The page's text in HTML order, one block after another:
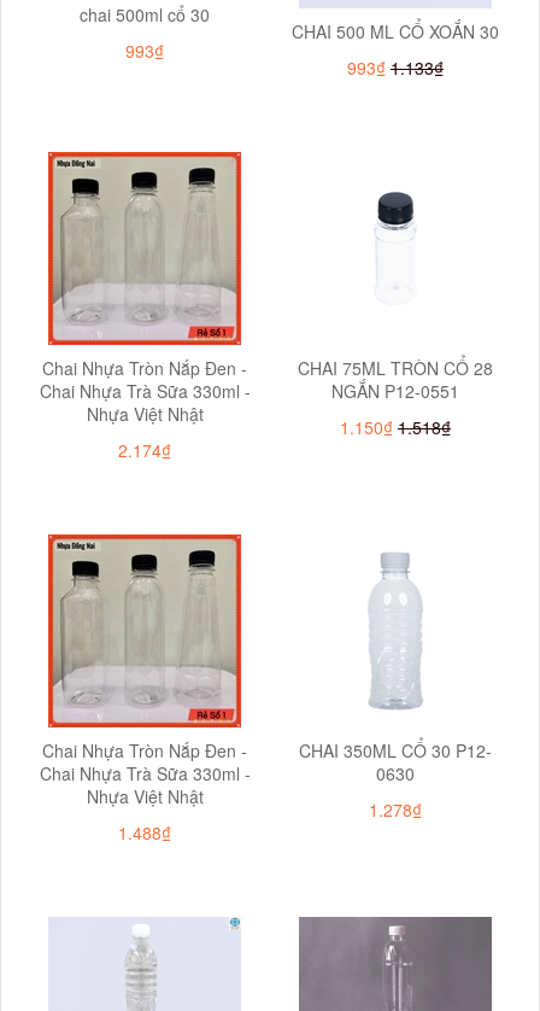
chai 500ml cổ 30
993₫
CHAI 500 ML CỔ XOẮN 30
993₫ 1.133₫
Chai Nhựa Tròn Nắp Đen -
Chai Nhựa Trà Sữa 330ml -
Nhựa Việt Nhật
2.174₫
CHAI 75ML TRÒN CỔ 28
NGẮN P12-0551
1.150₫ 1.518₫
Chai Nhựa Tròn Nắp Đen -
Chai Nhựa Trà Sữa 330ml -
Nhựa Việt Nhật
1.488₫
CHAI 350ML CỔ 30 P12-
0630
1.278₫